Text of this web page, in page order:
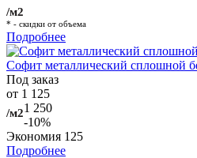
/м2
* - скидки от объема
Подробнее
Софит металлический сплошной
Под заказ
от 1 125
/м21 250
-10%
Экономия 125
Подробнее